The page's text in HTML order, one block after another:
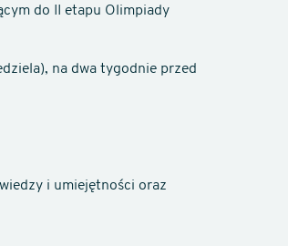
do II etapu Olimpiady
na dwa tygodnie przed
i umiejętności oraz